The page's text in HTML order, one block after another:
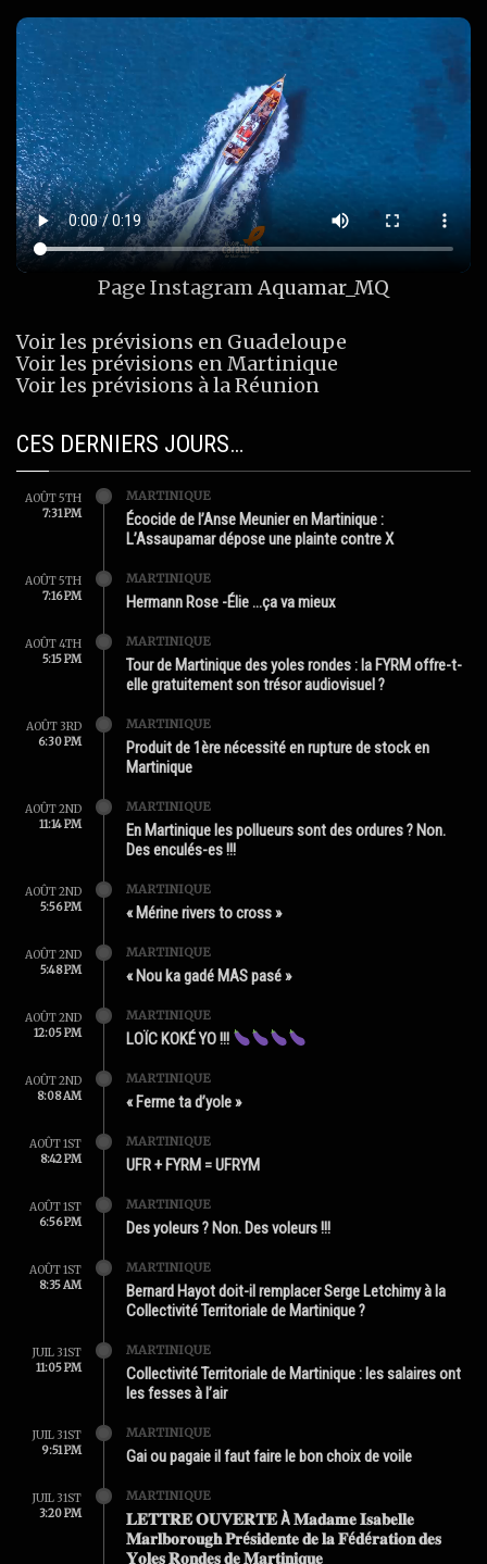
Page InstagramAquamar_MQ
Voir les prévisions en Guadeloupe
Voir les prévisions en Martinique
Voir les prévisions à la Réunion
CES DERNIERS JOURS…
AOÛT 5TH
7:31 PM
MARTINIQUE
Écocide de l’Anse Meunier en Martinique :
L’Assaupamar dépose une plainte contre X
AOÛT 5TH
7:16 PM
MARTINIQUE
Hermann Rose -Élie …ça va mieux
AOÛT 4TH
5:15 PM
MARTINIQUE
Tour de Martinique des yoles rondes : la FYRM offre-t-
elle gratuitement son trésor audiovisuel ?
AOÛT 3RD
6:30 PM
MARTINIQUE
Produit de 1ère nécessité en rupture de stock en
Martinique
AOÛT 2ND
11:14 PM
MARTINIQUE
En Martinique les pollueurs sont des ordures ? Non.
Des enculés-es !!!
AOÛT 2ND
5:56 PM
MARTINIQUE
« Mérine rivers to cross »
AOÛT 2ND
5:48 PM
MARTINIQUE
« Nou ka gadé MAS pasé »
AOÛT 2ND
12:05 PM
MARTINIQUE
LOÏC KOKÉ YO !!!
AOÛT 2ND
8:08 AM
MARTINIQUE
« Ferme ta d’yole »
AOÛT 1ST
8:42 PM
MARTINIQUE
UFR + FYRM = UFRYM
AOÛT 1ST
6:56 PM
MARTINIQUE
Des yoleurs ? Non. Des voleurs !!!
AOÛT 1ST
8:35 AM
MARTINIQUE
Bernard Hayot doit-il remplacer Serge Letchimy à la
Collectivité Territoriale de Martinique ?
JUIL 31ST
11:05 PM
MARTINIQUE
Collectivité Territoriale de Martinique : les salaires ont
les fesses à l’air
JUIL 31ST
9:51 PM
MARTINIQUE
Gai ou pagaie il faut faire le bon choix de voile
JUIL 31ST
3:20 PM
MARTINIQUE
𝐋𝐄𝐓𝐓𝐑𝐄 𝐎𝐔𝐕𝐄𝐑𝐓𝐄 À 𝐌𝐚𝐝𝐚𝐦𝐞 𝐈𝐬𝐚𝐛𝐞𝐥𝐥𝐞
𝐌𝐚𝐫𝐥𝐛𝐨𝐫𝐨𝐮𝐠𝐡 𝐏𝐫é𝐬𝐢𝐝𝐞𝐧𝐭𝐞 𝐝𝐞 𝐥𝐚 𝐅é𝐝é𝐫𝐚𝐭𝐢𝐨𝐧 𝐝𝐞𝐬
𝐘𝐨𝐥𝐞𝐬 𝐑𝐨𝐧𝐝𝐞𝐬 𝐝𝐞 𝐌𝐚𝐫𝐭𝐢𝐧𝐢𝐪𝐮𝐞